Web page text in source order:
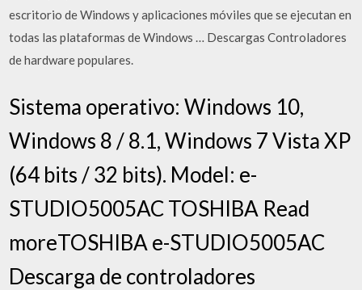
escritorio de Windows y aplicaciones móviles que se ejecutan en
todas las plataformas de Windows … Descargas Controladores
de hardware populares.
Sistema operativo: Windows 10,
Windows 8 / 8.1, Windows 7 Vista XP
(64 bits / 32 bits). Model: e-
STUDIO5005AC TOSHIBA Read
moreTOSHIBA e-STUDIO5005AC
Descarga de controladores